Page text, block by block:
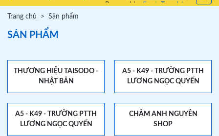
Powered by
Translate
Trang chủ
Sản phẩm
SẢN PHẨM
THƯƠNG HIỆU TAISODO -
NHẬT BẢN
A5 - K49 - TRƯỜNG PTTH
LƯƠNG NGỌC QUYẾN
A5 - K49 - TRƯỜNG PTTH
LƯƠNG NGỌC QUYẾN
CHÂM ANH NGUYÊN
SHOP